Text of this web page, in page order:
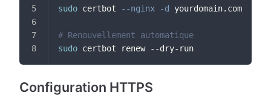
sudo certbot --nginx -d yourdomain.com
# Renouvellement automatique
sudo certbot renew --dry-run
Configuration HTTPS